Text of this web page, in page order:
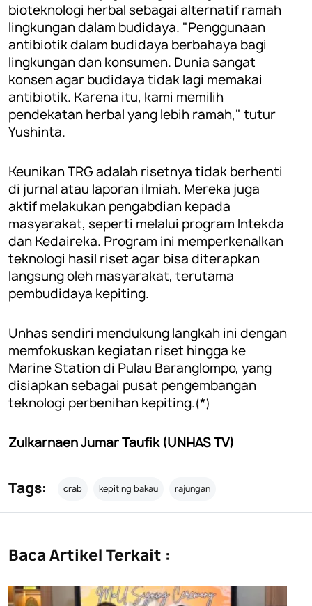
bioteknologi herbal sebagai alternatif ramah
lingkungan dalam budidaya. "Penggunaan
antibiotik dalam budidaya berbahaya bagi
lingkungan dan konsumen. Dunia sangat
konsen agar budidaya tidak lagi memakai
antibiotik. Karena itu, kami memilih
pendekatan herbal yang lebih ramah," tutur
Yushinta.
Keunikan TRG adalah risetnya tidak berhenti
di jurnal atau laporan ilmiah. Mereka juga
aktif melakukan pengabdian kepada
masyarakat, seperti melalui program Intekda
dan Kedaireka. Program ini memperkenalkan
teknologi hasil riset agar bisa diterapkan
langsung oleh masyarakat, terutama
pembudidaya kepiting.
Unhas sendiri mendukung langkah ini dengan
memfokuskan kegiatan riset hingga ke
Marine Station di Pulau Baranglompo, yang
disiapkan sebagai pusat pengembangan
teknologi perbenihan kepiting.(*)
Zulkarnaen Jumar Taufik (UNHAS TV)
Tags: crab kepiting bakau rajungan
Baca Artikel Terkait :